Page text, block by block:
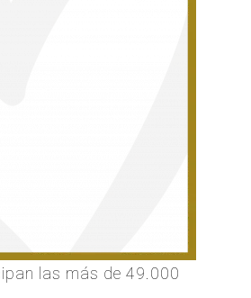
las más de 49.000